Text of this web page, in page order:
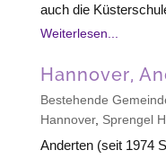
auch die
Weiterlesen...
Hannover,
Bestehende
Hannover, Sprengel
Anderten (seit 1974